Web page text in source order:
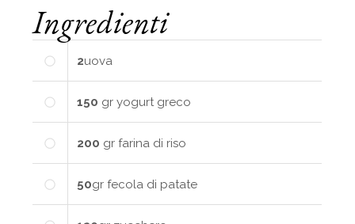
Ingredienti
2uova
150 gr yogurt greco
200 gr farina di riso
50gr fecola di patate